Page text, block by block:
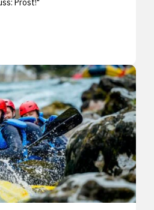
Prost!"